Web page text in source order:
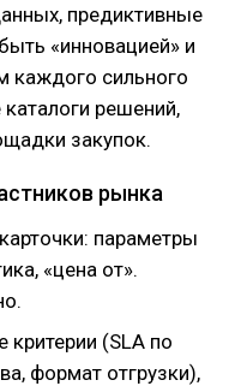
предиктивные
«инновацией» и
каждого сильного
решений,
закупок.
рынка
параметры
«цена от».
(SLA по
формат отгрузки),